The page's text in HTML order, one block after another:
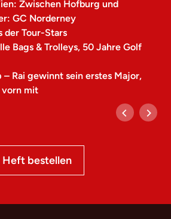
Zwischen Hofburg und
GC Norderney
der Tour-Stars
Bags & Trolleys, 50 Jahre Golf
– Rai gewinnt sein erstes Major,
vorn mit
Heft bestellen